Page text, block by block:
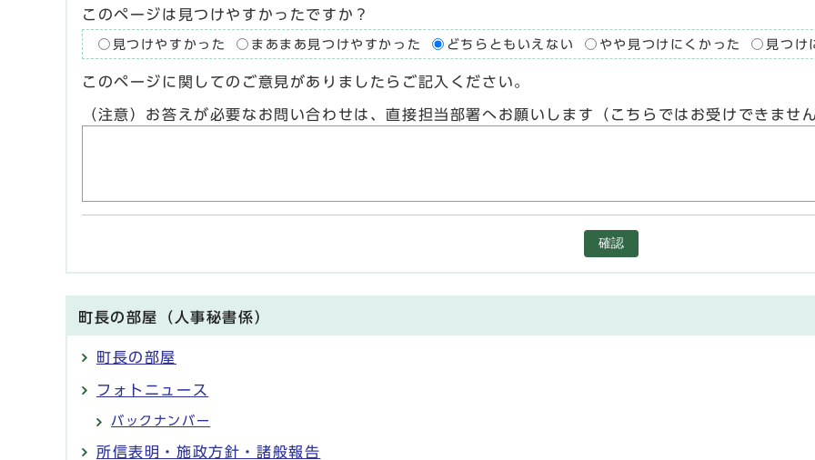
このページは見つけやすかったですか？
見つけやすかった まあまあ見つけやすかった どちらともいえない やや見つけにくかった 見つけ
このページに関してのご意見がありましたらご記入ください。
（注意）お答えが必要なお問い合わせは、直接担当部署へお願いします（こちらではお受けできません
確認
町長の部屋（人事秘書係）
町長の部屋
フォトニュース
バックナンバー
所信表明・施政方針・諸般報告